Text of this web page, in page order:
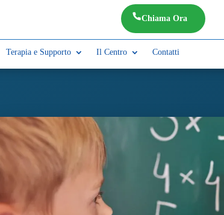
Chiama Ora
Terapia e Supporto Il Centro Contatti